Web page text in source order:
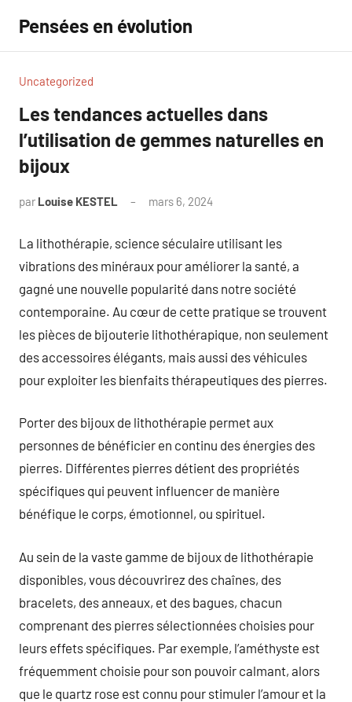
contenu
Pensées en évolution
Uncategorized
Les tendances actuelles dans
l’utilisation de gemmes naturelles en
bijoux
par Louise KESTEL mars 6, 2024
La lithothérapie, science séculaire utilisant les
vibrations des minéraux pour améliorer la santé, a
gagné une nouvelle popularité dans notre société
contemporaine. Au cœur de cette pratique se trouvent
les pièces de bijouterie lithothérapique, non seulement
des accessoires élégants, mais aussi des véhicules
pour exploiter les bienfaits thérapeutiques des pierres.
Porter des bijoux de lithothérapie permet aux
personnes de bénéficier en continu des énergies des
pierres. Différentes pierres détient des propriétés
spécifiques qui peuvent influencer de manière
bénéfique le corps, émotionnel, ou spirituel.
Au sein de la vaste gamme de bijoux de lithothérapie
disponibles, vous découvrirez des chaînes, des
bracelets, des anneaux, et des bagues, chacun
comprenant des pierres sélectionnées choisies pour
leurs effets spécifiques. Par exemple, l’améthyste est
fréquemment choisie pour son pouvoir calmant, alors
que le quartz rose est connu pour stimuler l’amour et la